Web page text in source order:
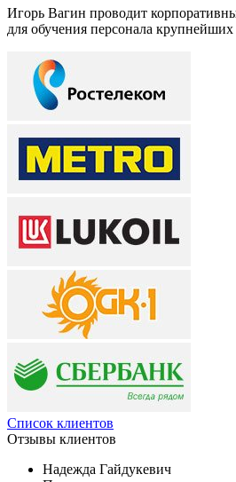
Игорь Вагин проводит
для обучения персонала
Список клиентов
Отзывы клиентов
Надежда Гайдукевич